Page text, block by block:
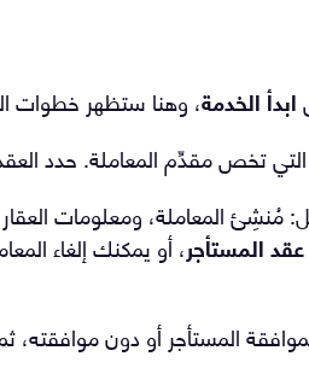
ابدأ الخدمة، وهنا ستظهر خطوات
تخص مقدِّم المعاملة. حدد
المعاملة، ومعلومات العقار،
المستأجر، أو يمكنك إلغاء
المستأجر أو دون موافقته،